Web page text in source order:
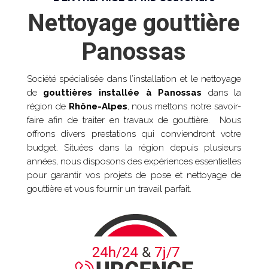
Nettoyage gouttière
Panossas
Société spécialisée dans l’installation et le nettoyage
de gouttières installée à Panossas dans la
région de Rhône-Alpes, nous mettons notre savoir-
faire afin de traiter en travaux de gouttière. Nous
offrons divers prestations qui conviendront votre
budget. Situées dans la région depuis plusieurs
années, nous disposons des expériences essentielles
pour garantir vos projets de pose et nettoyage de
gouttière et vous fournir un travail parfait.